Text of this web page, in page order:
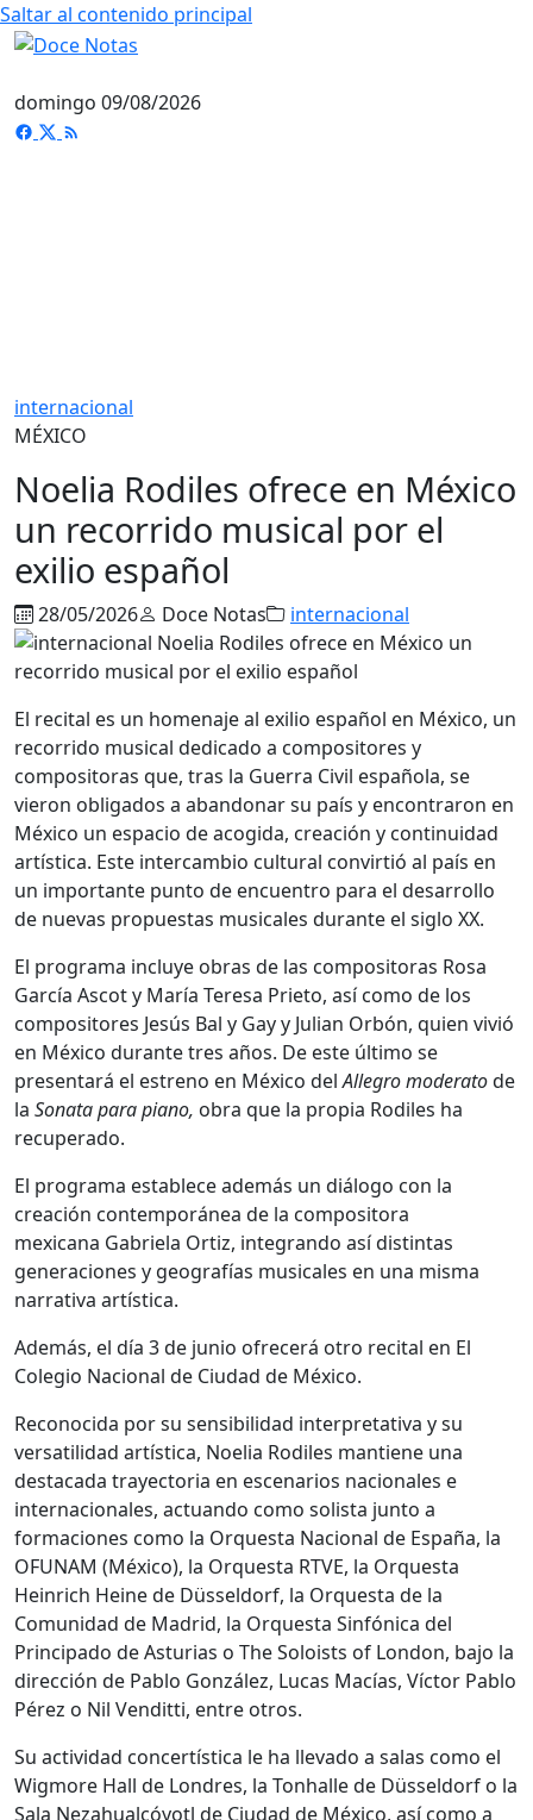
Saltar al contenido principal
domingo 09/08/2026
internacional
MÉXICO
Noelia Rodiles ofrece en México
un recorrido musical por el
exilio español
28/05/2026 Doce Notas internacional
El recital es un homenaje al exilio español en México, un
recorrido musical dedicado a compositores y
compositoras que, tras la Guerra Civil española, se
vieron obligados a abandonar su país y encontraron en
México un espacio de acogida, creación y continuidad
artística. Este intercambio cultural convirtió al país en
un importante punto de encuentro para el desarrollo
de nuevas propuestas musicales durante el siglo XX.
El programa incluye obras de las compositoras Rosa
García Ascot y María Teresa Prieto, así como de los
compositores Jesús Bal y Gay y Julian Orbón, quien vivió
en México durante tres años. De este último se
presentará el estreno en México delAllegro moderatode
la Sonata para piano, obra que la propia Rodiles ha
recuperado.
El programa establece además un diálogo con la
creación contemporánea de la compositora
mexicana Gabriela Ortiz, integrando así distintas
generaciones y geografías musicales en una misma
narrativa artística.
Además, el día 3 de junio ofrecerá otro recital en El
Colegio Nacional de Ciudad de México.
Reconocida por su sensibilidad interpretativa y su
versatilidad artística, Noelia Rodiles mantiene una
destacada trayectoria en escenarios nacionales e
internacionales, actuando como solista junto a
formaciones como la Orquesta Nacional de España, la
OFUNAM (México), la Orquesta RTVE, la Orquesta
Heinrich Heine de Düsseldorf, la Orquesta de la
Comunidad de Madrid, la Orquesta Sinfónica del
Principado de Asturias o The Soloists of London, bajo la
dirección de Pablo González, Lucas Macías, Víctor Pablo
Pérez o Nil Venditti, entre otros.
Su actividad concertística le ha llevado a salas como el
Wigmore Hall de Londres, la Tonhalle de Düsseldorf o la
Sala Nezahualcóyotl de Ciudad de México, así como a